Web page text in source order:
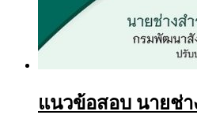
แนวข้อสอบ นายช่